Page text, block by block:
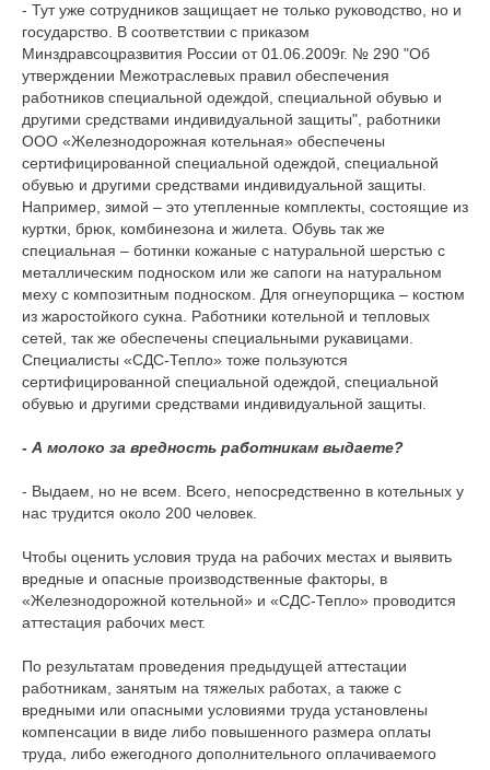
- Тут уже сотрудников защищает не только руководство, но и
государство. В соответствии с приказом
Минздравсоцразвития России от 01.06.2009г. № 290 "Об
утверждении Межотраслевых правил обеспечения
работников специальной одеждой, специальной обувью и
другими средствами индивидуальной защиты", работники
ООО «Железнодорожная котельная» обеспечены
сертифицированной специальной одеждой, специальной
обувью и другими средствами индивидуальной защиты.
Например, зимой – это утепленные комплекты, состоящие из
куртки, брюк, комбинезона и жилета. Обувь так же
специальная – ботинки кожаные с натуральной шерстью с
металлическим подноском или же сапоги на натуральном
меху с композитным подноском. Для огнеупорщика – костюм
из жаростойкого сукна. Работники котельной и тепловых
сетей, так же обеспечены специальными рукавицами.
Специалисты «СДС-Тепло» тоже пользуются
сертифицированной специальной одеждой, специальной
обувью и другими средствами индивидуальной защиты.
- А молоко за вредность работникам выдаете?
- Выдаем, но не всем. Всего, непосредственно в котельных у
нас трудится около 200 человек.
Чтобы оценить условия труда на рабочих местах и выявить
вредные и опасные производственные факторы, в
«Железнодорожной котельной» и «СДС-Тепло» проводится
аттестация рабочих мест.
По результатам проведения предыдущей аттестации
работникам, занятым на тяжелых работах, а также с
вредными или опасными условиями труда установлены
компенсации в виде либо повышенного размера оплаты
труда, либо ежегодного дополнительного оплачиваемого